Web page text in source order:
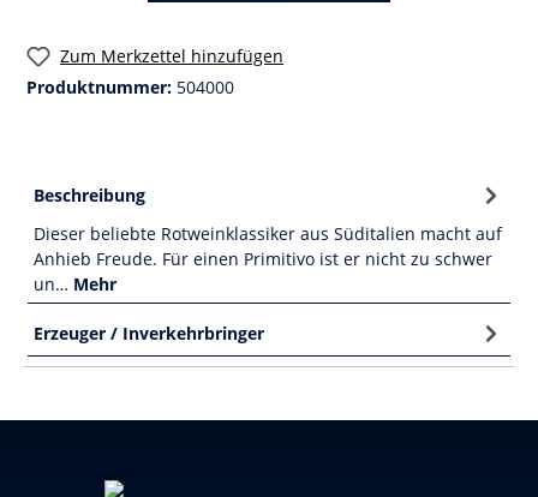
Zum Merkzettel hinzufügen
Produktnummer: 504000
Beschreibung
Dieser beliebte Rotweinklassiker aus Süditalien macht auf
Anhieb Freude. Für einen Primitivo ist er nicht zu schwer
un… Mehr
Erzeuger / Inverkehrbringer